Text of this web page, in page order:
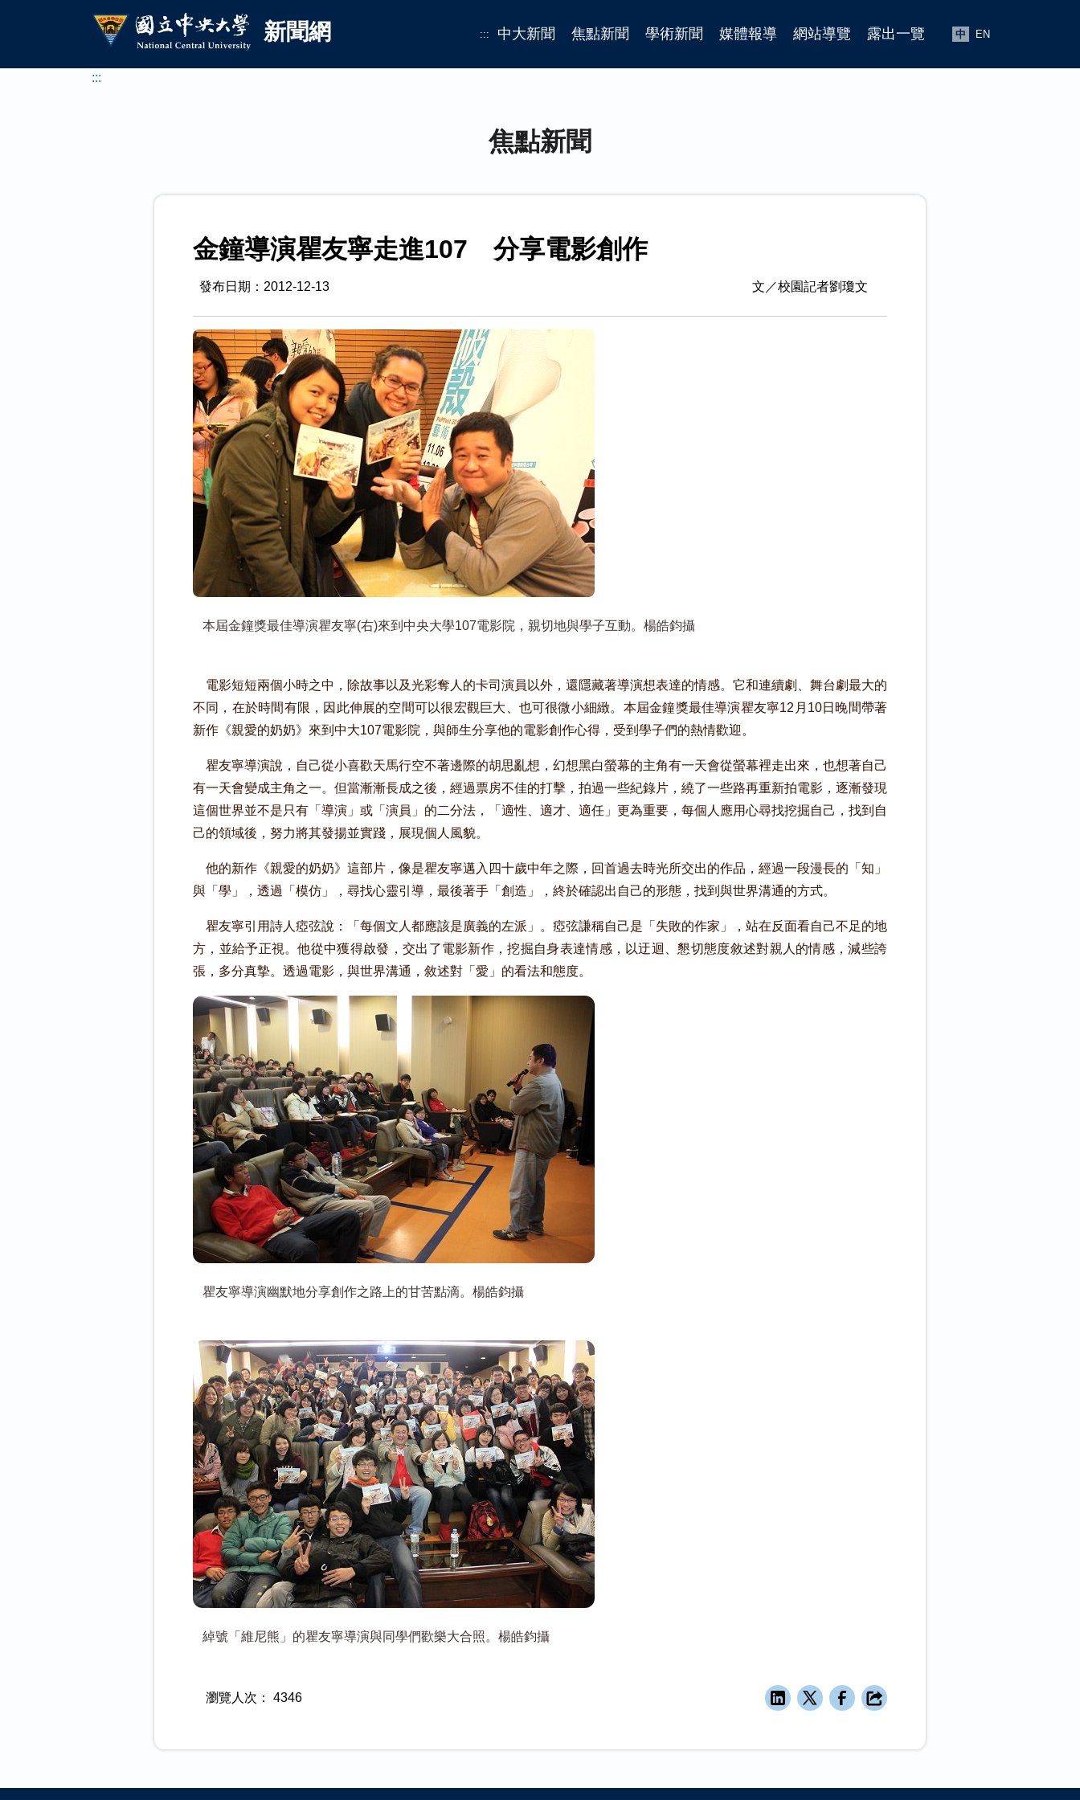
國立中央大學新聞網新聞網 ::: 中大新聞 焦點新聞 學術新聞 媒體報導 網站導覽 露出一覽 中 EN
:::
焦點新聞
金鐘導演瞿友寧走進107 分享電影創作
發布日期：2012-12-13 文／校園記者劉瓊文
本屆金鐘獎最佳導演瞿友寧(右)來到中央大學107電影院，親切地與學子互動。楊皓鈞攝
電影短短兩個小時之中，除故事以及光彩奪人的卡司演員以外，還隱藏著導演想表達的情感。它和連續劇、舞台劇最大的
不同，在於時間有限，因此伸展的空間可以很宏觀巨大、也可很微小細緻。本屆金鐘獎最佳導演瞿友寧12月10日晚間帶著
新作《親愛的奶奶》來到中大107電影院，與師生分享他的電影創作心得，受到學子們的熱情歡迎。
瞿友寧導演說，自己從小喜歡天馬行空不著邊際的胡思亂想，幻想黑白螢幕的主角有一天會從螢幕裡走出來，也想著自己
有一天會變成主角之一。但當漸漸長成之後，經過票房不佳的打擊，拍過一些紀錄片，繞了一些路再重新拍電影，逐漸發現
這個世界並不是只有「導演」或「演員」的二分法，「適性、適才、適任」更為重要，每個人應用心尋找挖掘自己，找到自
己的領域後，努力將其發揚並實踐，展現個人風貌。
他的新作《親愛的奶奶》這部片，像是瞿友寧邁入四十歲中年之際，回首過去時光所交出的作品，經過一段漫長的「知」
與「學」，透過「模仿」，尋找心靈引導，最後著手「創造」，終於確認出自己的形態，找到與世界溝通的方式。
瞿友寧引用詩人瘂弦說：「每個文人都應該是廣義的左派」。瘂弦謙稱自己是「失敗的作家」，站在反面看自己不足的地
方，並給予正視。他從中獲得啟發，交出了電影新作，挖掘自身表達情感，以迂迴、懇切態度敘述對親人的情感，減些誇
張，多分真摯。透過電影，與世界溝通，敘述對「愛」的看法和態度。
瞿友寧導演幽默地分享創作之路上的甘苦點滴。楊皓鈞攝
綽號「維尼熊」的瞿友寧導演與同學們歡樂大合照。楊皓鈞攝
瀏覽人次： 4346